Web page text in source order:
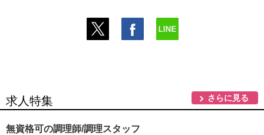
求人特集 さらに見る
無資格可の調理師/調理スタッフ